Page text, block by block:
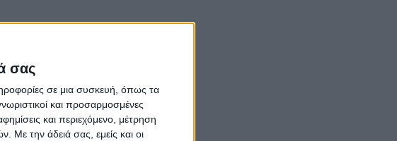
σας
σε μια συσκευή, όπως τα
και προσαρμοσμένες
και περιεχόμενο, μέτρηση
Με την άδειά σας, εμείς και οι
η